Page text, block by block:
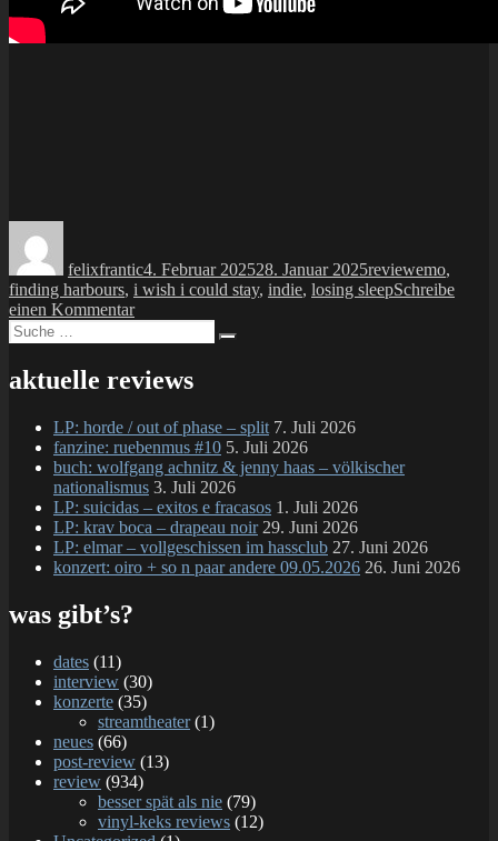
felixfrantic4. Februar 202528. Januar 2025reviewemo,
finding harbours, i wish i could stay, indie, losing sleepSchreibe
einen Kommentarzu
finding
harbours
split
losing
sleep
Suche
nach:
aktuelle reviews
LP: horde / out of phase – split 7. Juli 2026
fanzine: ruebenmus #10 5. Juli 2026
buch: wolfgang achnitz & jenny haas – völkischer
nationalismus 3. Juli 2026
LP: suicidas – exitos e fracasos 1. Juli 2026
LP: krav boca – drapeau noir 29. Juni 2026
LP: elmar – vollgeschissen im hassclub 27. Juni 2026
konzert: oiro + so n paar andere 09.05.2026 26. Juni 2026
was gibt’s?
dates (11)
interview (30)
konzerte (35)
streamtheater(1)
neues (66)
post-review (13)
review (934)
besser spät als nie (79)
vinyl-keks reviews (12)